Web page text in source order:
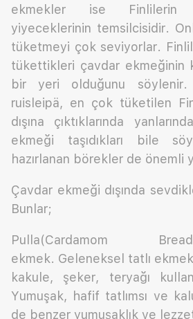
ekmekler ise Finlilerin
yiyeceklerinin temsilcisidir.
tüketmeyi çok seviyorlar.
tükettikleri çavdar ekmeğinin
bir yeri olduğunu söylenir.
ruisleipä, en çok tüketilen
dışına çıktıklarında
ekmeği taşıdıkları bile
hazırlanan börekler de önemli
Çavdar ekmeği dışında
Bunlar;
Pulla(Cardamom
ekmek. Geleneksel tatlı
kakule, şeker, teryağı
Yumuşak, hafif tatlımsı ve
de benzer yumuşaklık ve